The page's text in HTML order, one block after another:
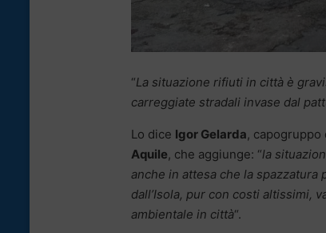
“La situazione rifiuti in città è
carreggiate stradali invase dal
Lo dice Igor Gelarda, capogruppo
Aquile, che aggiunge: “la
anche in attesa che la spazzatura
dall’Isola, pur con costi altissimi,
ambientale in città“.